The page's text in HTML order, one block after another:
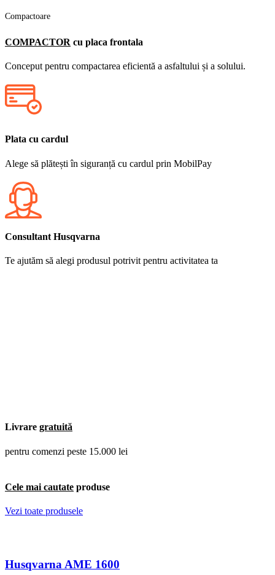
Compactoare
COMPACTOR cu placa frontala
Conceput pentru compactarea eficientă a asfaltului și a solului.
Plata cu cardul
Alege să plătești în siguranță cu cardul prin MobilPay
Consultant Husqvarna
Te ajutăm să alegi produsul potrivit pentru activitatea ta
Livrare gratuită
pentru comenzi peste 15.000 lei
Cele mai cautate produse
Vezi toate produsele
Husqvarna AME 1600